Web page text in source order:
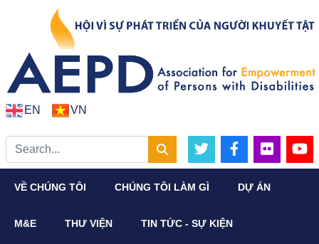
EN VN
VỀ CHÚNG TÔI CHÚNG TÔI LÀM GÌ DỰ ÁN
M&E THƯ VIỆN TIN TỨC - SỰ KIỆN